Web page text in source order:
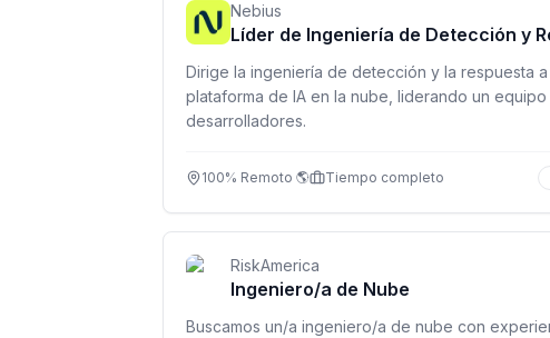
Nebius
Líder de Ingeniería de Detección y
Dirige la ingeniería de detección y la respuesta
plataforma de IA en la nube, liderando un
desarrolladores.
100% Remoto 🌎 Tiempo completo
RiskAmerica
Ingeniero/a de Nube
Buscamos un/a ingeniero/a de nube con